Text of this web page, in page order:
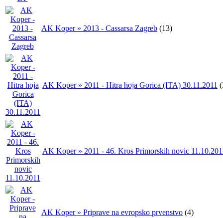
AK Koper » 2013 - Cassarsa Zagreb (13)
AK Koper » 2011 - Hitra hoja Gorica (ITA) 30.11.2011
AK Koper » 2011 - 46. Kros Primorskih novic
AK Koper » Priprave na evropsko prvenstvo (4)